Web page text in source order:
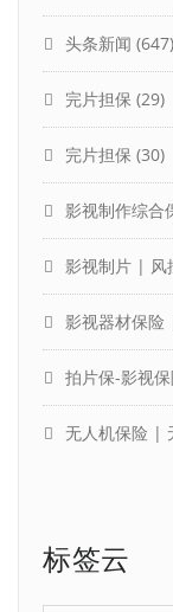
头条新闻 (647)
完片担保 (29)
完片担保 (30)
影视制作综合
影视制片 | 风
影视器材保险
拍片保-影视
无人机保险 |
标签云